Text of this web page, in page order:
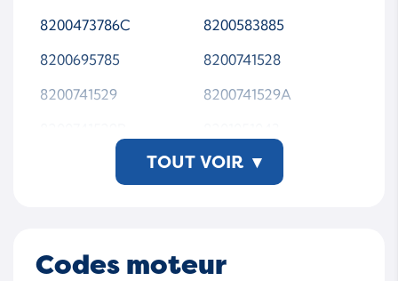
7650150003
7650150004
7650150006
7650155001S
7650155002S
7650155003S
7650159006S
8200473786C
8200583885
8200695785
8200741528
8200741529
8200741529A
8201124245
TOUT VOIR ▾
Codes moteur